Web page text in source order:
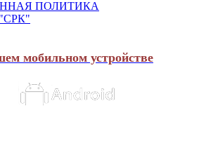
ПОЛИТИКА
мобильном устройстве